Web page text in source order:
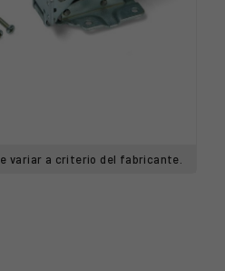
variar a criterio del fabricante.